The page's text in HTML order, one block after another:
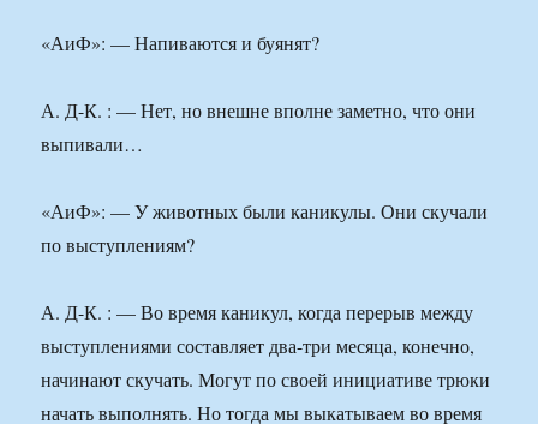
«АиФ»: — Напиваются и буянят?
А. Д-К. : — Нет, но внешне вполне заметно, что они
выпивали…
«АиФ»: — У животных были каникулы. Они скучали
по выступлениям?
А. Д-К. : — Во время каникул, когда перерыв между
выступлениями составляет два-три месяца, конечно,
начинают скучать. Могут по своей инициативе трюки
начать выполнять. Но тогда мы выкатываем во время